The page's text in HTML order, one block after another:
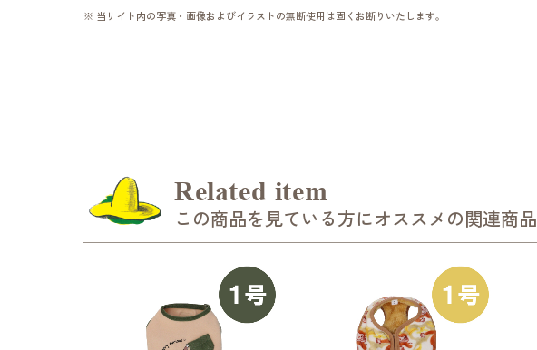
※ 当サイト内の写真・画像およびイラストの無断使用は固くお断りいたします。
Related item
この商品を見ている方にオススメの関連商品